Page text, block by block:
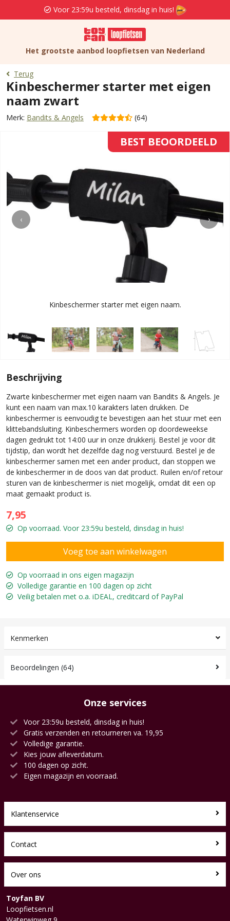
Voor 23:59u besteld, dinsdag in huis!
Het grootste aanbod loopfietsen van Nederland
Terug
Kinbeschermer starter met eigen
naam zwart
Merk: Bandits & Angels (64)
BEST BEOORDEELD
‹ ›
Kinbeschermer starter met eigen naam.
Beschrijving
Zwarte kinbeschermer met eigen naam van Bandits & Angels. Je
kunt een naam van max.10 karakters laten drukken. De
kinbeschermer is eenvoudig te bevestigen aan het stuur met een
klittebandsluiting. Kinbeschermers worden op doordeweekse
dagen gedrukt tot 14:00 uur in onze drukkerij. Bestel je voor dit
tijdstip, dan wordt het dezelfde dag nog verstuurd. Bestel je de
kinbeschermer samen met een ander product, dan stoppen we
de kinbeschermer in de doos van dat product. Ruilen en/of retour
sturen van de kinbeschermer is niet mogelijk, omdat dit een op
maat gemaakt product is.
7,95
Op voorraad. Voor 23:59u besteld, dinsdag in huis!
Op voorraad in ons eigen magazijn
Volledige garantie en 100 dagen op zicht
Veilig betalen met o.a. iDEAL, creditcard of PayPal
Kenmerken
Beoordelingen (64)
Onze services
Voor 23:59u besteld, dinsdag in huis!
Gratis verzenden en retourneren va. 19,95
Volledige garantie.
Kies jouw afleverdatum.
100 dagen op zicht.
Eigen magazijn en voorraad.
Klantenservice
Contact
Over ons
Toyfan BV
Loopfietsen.nl